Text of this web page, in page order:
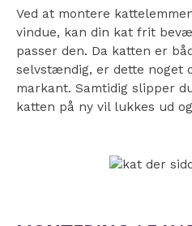
Ved at montere
vindue, kan din kat frit
passer den. Da katten er
selvstændig, er dette noget
markant. Samtidig slipper
katten på ny vil lukkes ud